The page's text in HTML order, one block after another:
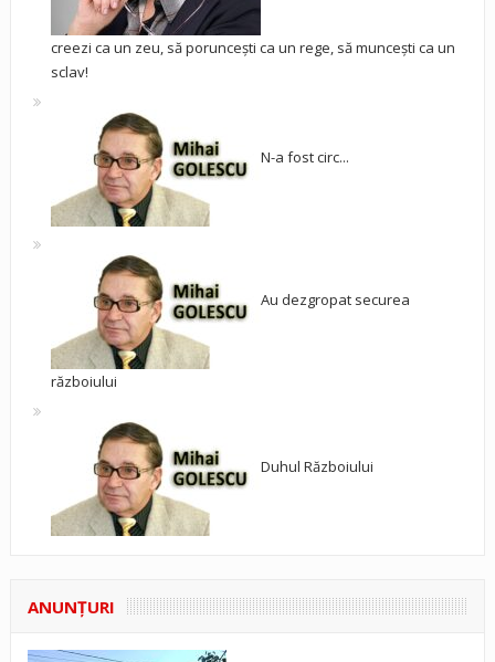
creezi ca un zeu, să poruncești ca un rege, să muncești ca un
sclav!
N-a fost circ...
Au dezgropat securea
războiului
Duhul Războiului
ANUNŢURI